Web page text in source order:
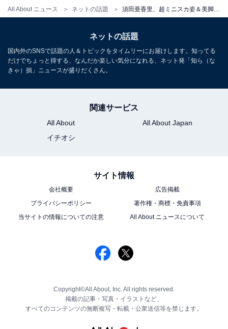
All About ニュース ネットの話題
ネットの話題
国内外のSNSで話題の人＆トピックをタイムリーにお届けします。知ってる
だけでちょっと得する、なんだか楽しい気分になれる、ネット発「知ら（な
きゃ）損」ニュースが盛りだくさん。
関連サービス
All About
All About Japan
イチオシ
サイト情報
会社概要
広告掲載
プライバシーポリシー
著作権・商標・免責事項
当サイトの情報についての注意
All About ニュースについて
Copyright©All About, Inc. All rights reserved.
掲載の記事・写真・イラストなど、
すべてのコンテンツの無断複写・転載・公衆送信等を禁じます。